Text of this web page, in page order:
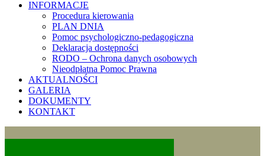
INFORMACJE
Procedura kierowania
PLAN DNIA
Pomoc psychologiczno-pedagogiczna
Deklaracja dostępności
RODO – Ochrona danych osobowych
Nieodpłatna Pomoc Prawna
AKTUALNOŚCI
GALERIA
DOKUMENTY
KONTAKT